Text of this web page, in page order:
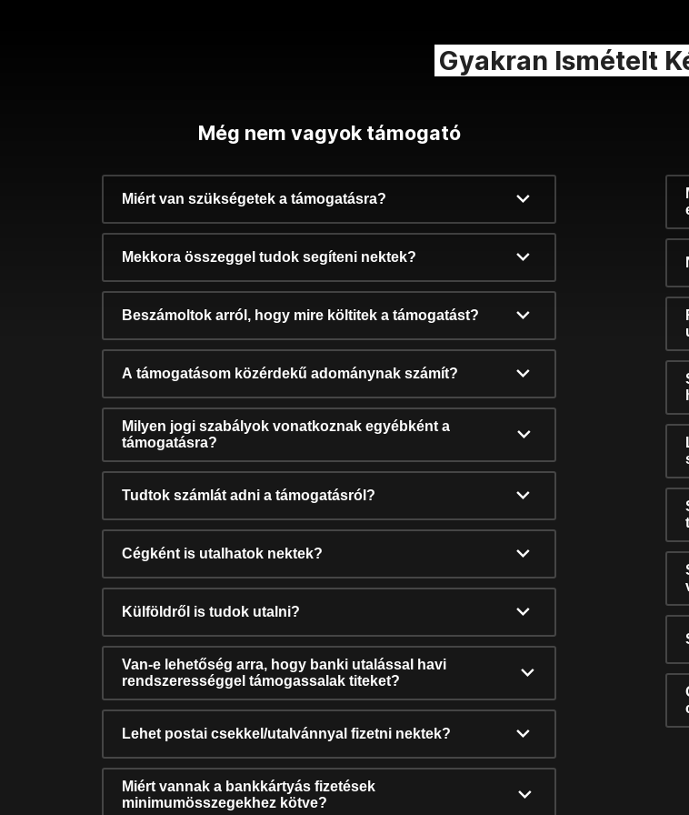
Gyakran Ismételt
Még nem vagyok támogató
Miért van szükségetek a támogatásra?
Mekkora összeggel tudok segíteni nektek?
Beszámoltok arról, hogy mire költitek a támogatást?
A támogatásom közérdekű adománynak számít?
Milyen jogi szabályok vonatkoznak egyébként a
támogatásra?
Tudtok számlát adni a támogatásról?
Cégként is utalhatok nektek?
Külföldről is tudok utalni?
Van-e lehetőség arra, hogy banki utalással havi
rendszerességgel támogassalak titeket?
Lehet postai csekkel/utalvánnyal fizetni nektek?
Miért vannak a bankkártyás fizetések
minimumösszegekhez kötve?